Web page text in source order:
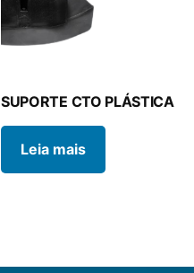
SUPORTE CTO PLÁSTICA
Leia mais